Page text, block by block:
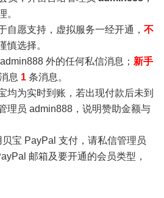
。
自愿支持，虚拟服务一经开通， 不
慎选择。
外的任何私信消息； 新手
息 1 条消息。
均为实时到账，若出现付款后未到
理员 admin888，说明赞助金额与
宝 PayPal 支付，请私信管理员
邮箱及要开通的会员类型，